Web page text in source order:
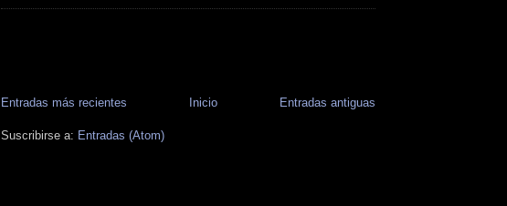
Entradas más recientes Entradas antiguas
Inicio
Suscribirse a: Entradas (Atom)